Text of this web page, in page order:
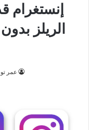
إنستغرام
الريلز
عمر